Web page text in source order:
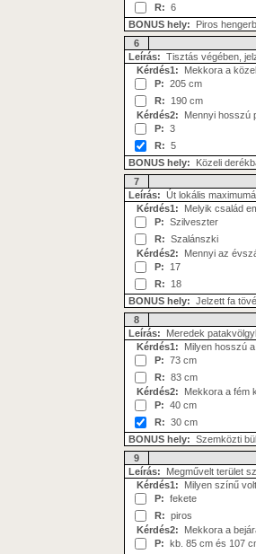
R: 6
BONUS hely: Piros
6
Leírás: Tisztás végében,
Kérdés1: Mekkora a
P: 205 cm
R: 190 cm
Kérdés2: Mennyi hosszú
P: 3
R: 5
BONUS hely: Közeli
7
Leírás: Út lokális
Kérdés1: Melyik család
P: Szilveszter
R: Szalánszki
Kérdés2: Mennyi az
P: 17
R: 18
BONUS hely: Jelzett fa
8
Leírás: Meredek
Kérdés1: Milyen hosszú
P: 73 cm
R: 83 cm
Kérdés2: Mekkora a fém
P: 40 cm
R: 30 cm
BONUS hely: Szemközti
9
Leírás: Megművelt terület
Kérdés1: Milyen színű
P: fekete
R: piros
Kérdés2: Mekkora a
P: kb. 85 cm és 107